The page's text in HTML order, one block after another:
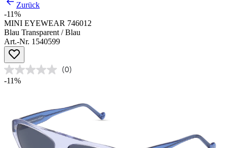
Zurück
-11%
MINI EYEWEAR 746012
Blau Transparent / Blau
Art.-Nr. 1540599
(0)
-11%